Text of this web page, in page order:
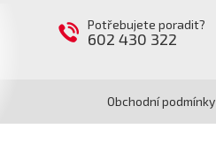
Potřebujete poradit?
602 430 322
Obchodní podmínky